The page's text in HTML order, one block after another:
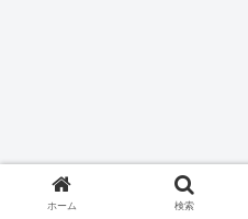
ホーム 検索